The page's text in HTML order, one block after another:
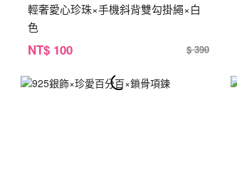
輕奢愛心珍珠×手機斜背雙勾掛繩×白
色
NT$ 100 $ 390